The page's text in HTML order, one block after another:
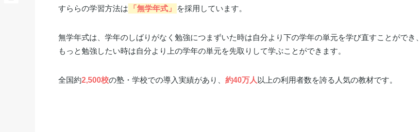
すららの学習方法は 「無学年式」 を採用しています。
無学年式は、学年のしばりがなく勉強につまずいた時は自分より下の学年の単元を学び直すことができ、
もっと勉強したい時は自分より上の学年の単元を先取りして学ぶことができます。
全国約2,500校の塾・学校での導入実績があり、 約40万人以上の利用者数を誇る人気の教材です。